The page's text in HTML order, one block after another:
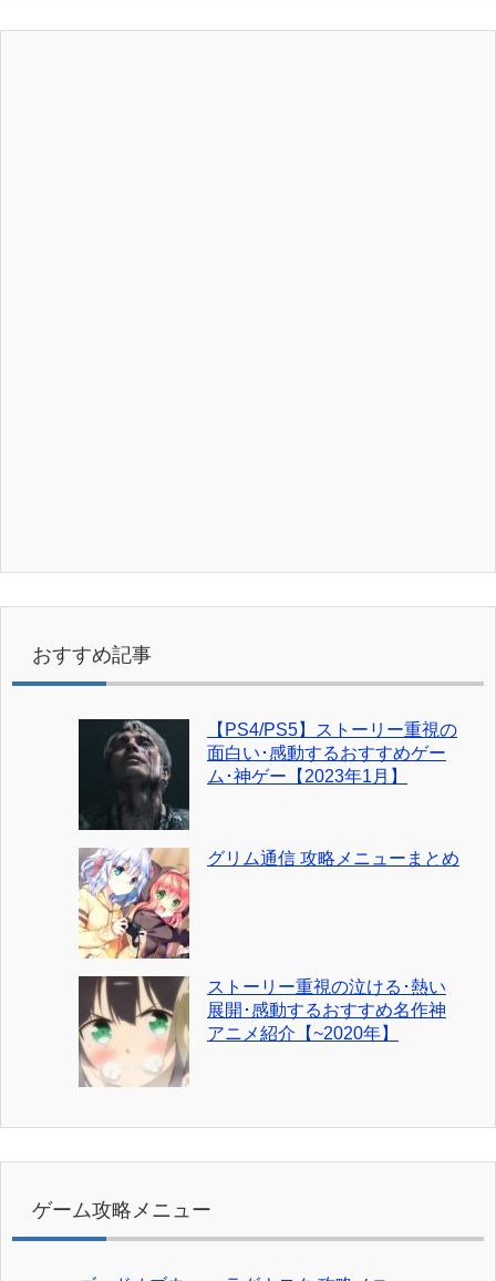
おすすめ記事
【PS4/PS5】ストーリー重視の
面白い･感動するおすすめゲー
ム･神ゲー【2023年1月】
グリム通信 攻略メニューまとめ
ストーリー重視の泣ける･熱い
展開･感動するおすすめ名作神
アニメ紹介【~2020年】
ゲーム攻略メニュー